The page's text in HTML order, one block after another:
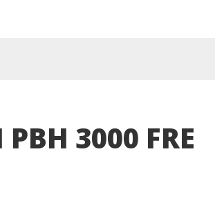
3000 FRE